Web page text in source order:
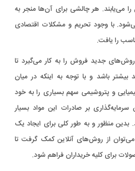
می‌یابند. هر چالشی برای آن‌ها منجر به
با وجود تحریم و مشکلات اقتصادی
را یافت.
روش‌های جدید فروش را به کار می‌گیرد تا
باشد و با توجه به اینکه در میان
و پتروشیمی سهم بسیاری را به خود
سرمایه‌گذاری بر صادرات این مواد بسیار
بدین منظور و به طور کلی برای ایجاد یک
از روش‌های آنلاین کمک گرفت تا
برای کلیه خریداران فراهم شود.